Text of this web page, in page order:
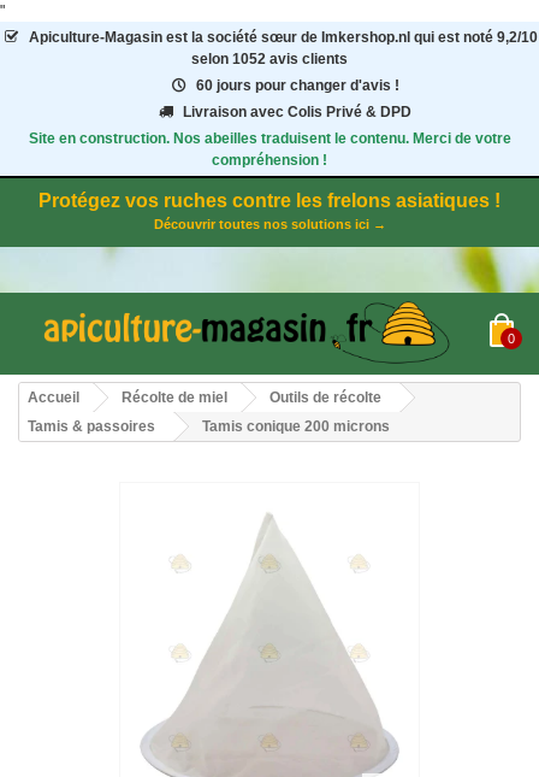
"
Apiculture-Magasinest la société sœur de Imkershop.nl qui est noté 9,2/10
selon 1052 avis clients
60 jours pour changer d'avis !
Livraison avec Colis Privé & DPD
Site en construction. Nos abeilles traduisent le contenu. Merci de votre
compréhension !
Protégez vos ruches contre les frelons asiatiques !
Découvrir toutes nos solutions ici →
0
Accueil Récolte de miel
Outils de récolte
Tamis & passoires
Tamis conique 200 microns